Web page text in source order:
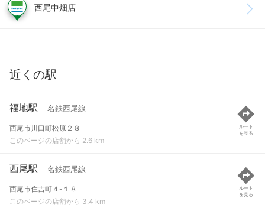
西尾中畑店
近くの駅
福地駅 名鉄西尾線
西尾市川口町松原２８
このページの店舗から 2.6 km
ルート
を見る
西尾駅 名鉄西尾線
西尾市住吉町４-１８
このページの店舗から 3.4 km
ルート
を見る